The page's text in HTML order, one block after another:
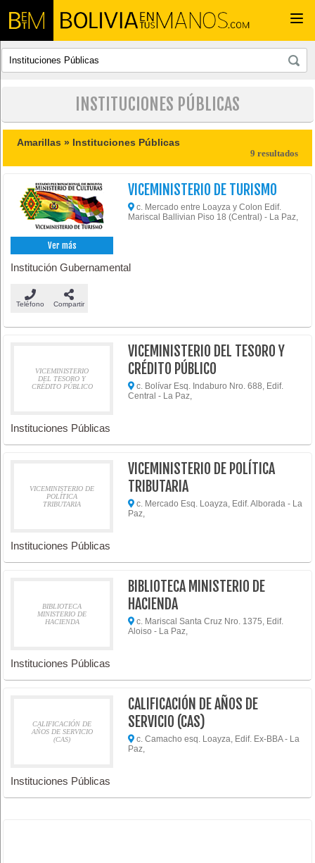
INSTITUCIONES PÚBLICAS
Amarillas » Instituciones Públicas
9 resultados
Ver más
VICEMINISTERIO DE TURISMO
c. Mercado entre Loayza y Colon Edif.
Mariscal Ballivian Piso 18 (Central) - La Paz,
Institución Gubernamental
Teléfono Compartir
VICEMINISTERIO
DEL TESORO Y
CRÉDITO PÚBLICO
VICEMINISTERIO DEL TESORO Y
CRÉDITO PÚBLICO
c. Bolívar Esq. Indaburo Nro. 688, Edif.
Central - La Paz,
Instituciones Públicas
VICEMINISTERIO DE
POLÍTICA
TRIBUTARIA
VICEMINISTERIO DE POLÍTICA
TRIBUTARIA
c. Mercado Esq. Loayza, Edif. Alborada - La
Paz,
Instituciones Públicas
BIBLIOTECA
MINISTERIO DE
HACIENDA
BIBLIOTECA MINISTERIO DE
HACIENDA
c. Mariscal Santa Cruz Nro. 1375, Edif.
Aloiso - La Paz,
Instituciones Públicas
CALIFICACIÓN DE
AÑOS DE SERVICIO
(CAS)
CALIFICACIÓN DE AÑOS DE
SERVICIO (CAS)
c. Camacho esq. Loayza, Edif. Ex-BBA - La
Paz,
Instituciones Públicas